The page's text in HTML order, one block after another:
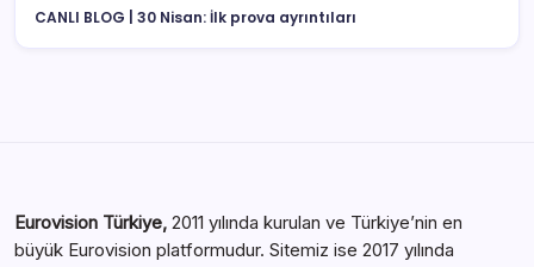
CANLI BLOG | 30 Nisan: İlk prova ayrıntıları
Eurovision Türkiye, 2011 yılında kurulan ve Türkiye’nin en
büyük Eurovision platformudur. Sitemiz ise 2017 yılında